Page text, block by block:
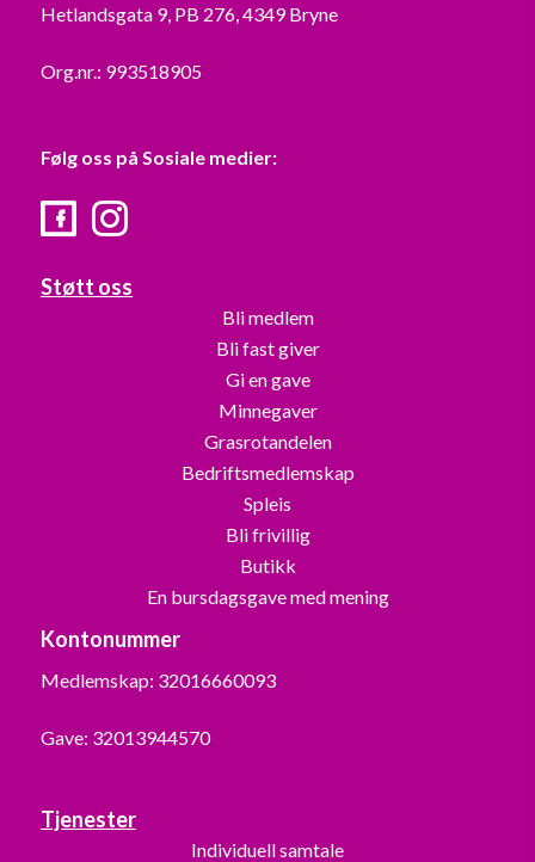
Hetlandsgata 9, PB 276, 4349 Bryne
Org.nr.: 993518905
Følg oss på Sosiale medier:
FacebookInstagram
Støtt oss
Bli medlem
Bli fast giver
Gi en gave
Minnegaver
Grasrotandelen
Bedriftsmedlemskap
Spleis
Bli frivillig
Butikk
En bursdagsgave med mening
Kontonummer
Medlemskap: 32016660093
Gave: 32013944570
Tjenester
Individuell samtale